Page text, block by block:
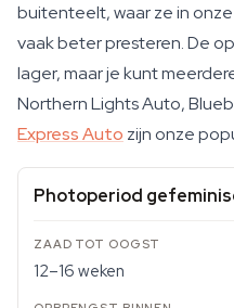
buitenteelt, waar ze in
vaak beter presteren. De
lager, maar je kunt
Northern Lights Auto,
Express Auto zijn onze
Photoperiod
12–16 weken